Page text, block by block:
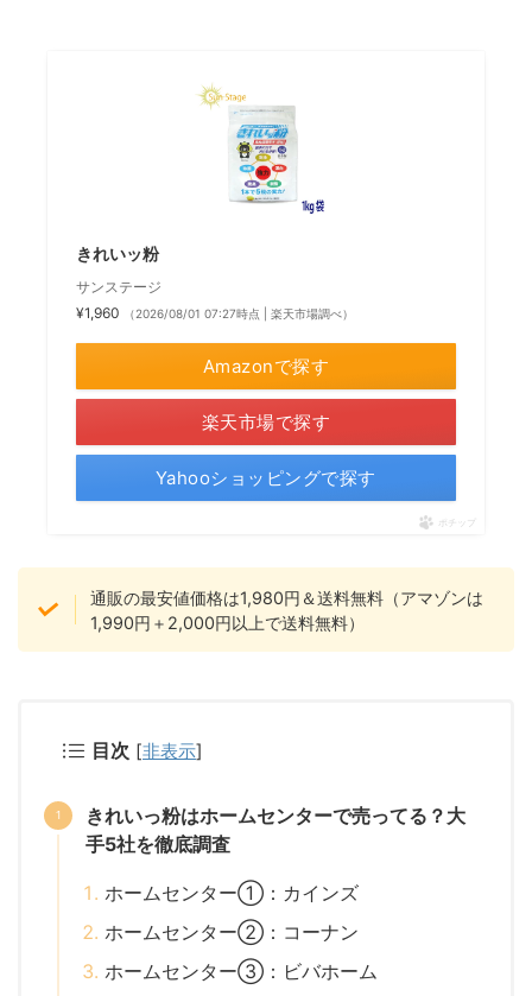
きれいッ粉
サンステージ
¥1,960
（2026/08/01 07:27時点 | 楽天市場調べ）
Amazonで探す
楽天市場で探す
Yahooショッピングで探す
ポチップ
通販の最安値価格は1,980円＆送料無料（アマゾンは
1,990円＋2,000円以上で送料無料）
目次 [非表示]
きれいっ粉はホームセンターで売ってる？大
手5社を徹底調査
ホームセンター①：カインズ
ホームセンター②：コーナン
ホームセンター③：ビバホーム